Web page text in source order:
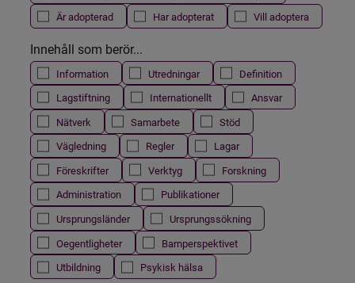
Är adopterad
Har adopterat Vill adoptera
Innehåll som berör...
Information Utredningar
Definition
Lagstiftning
Internationellt
Ansvar
Nätverk
Samarbete
Stöd
Vägledning
Regler
Lagar
Föreskrifter
Verktyg
Forskning
Administration
Publikationer
Ursprungsländer
Ursprungssökning
Oegentligheter
Barnperspektivet
Utbildning
Psykisk hälsa